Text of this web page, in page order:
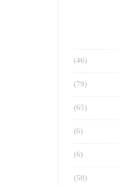
(46)
(79)
(65)
(6)
(6)
(58)